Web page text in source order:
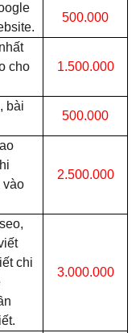
500.000
cho
1.500.000
bài
500.000
vào
2.500.000
chi
3.000.000